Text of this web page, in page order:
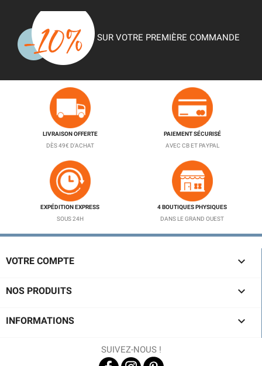
SUR VOTRE PREMIÈRE COMMANDE
LIVRAISON OFFERTE
DÈS 49€ D'ACHAT
PAIEMENT SÉCURISÉ
AVEC CB ET PAYPAL
EXPÉDITION EXPRESS
SOUS 24H
4 BOUTIQUES PHYSIQUES
DANS LE GRAND OUEST
VOTRE COMPTE 
NOS PRODUITS 
INFORMATIONS 
SUIVEZ-NOUS !